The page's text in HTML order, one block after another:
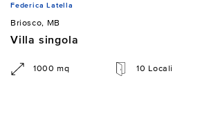
Federica Latella
Briosco, MB
Villa singola
1000 mq 10 Locali